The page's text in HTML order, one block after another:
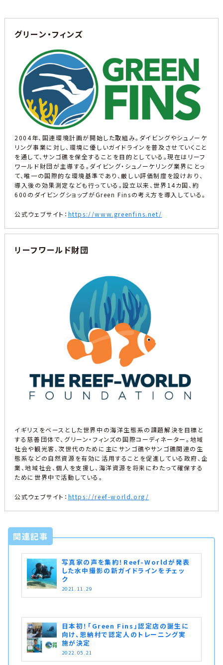
グリーン・フィンズ
2004年、国連環境計画が開始した取組み。ダイビングやシュノーケ
リング事業に対し、環境に優しいガイドラインを普及させていくこと
を通して、サンゴ礁を保全することを目的としている。現在はリーフ
ワールド財団が主導する。ダイビング・シュノーケリング業界にとっ
て、唯一の国際的な環境基準であり、厳しい評価制度を設けおり、
導入後の効果測定なども行っている。設立以来、世界14カ国、約
600のダイビングショップがGreen Finsの考え方を導入している。
公式ウェブサイト： https://www.greenfins.net/
リーフワールド財団
イギリスをベースとした世界中の海洋生態系の課題解決を目標と
する慈善団体で、グリーン・フィンズの国際コーディネーター。地域
社会や観光客、次世代のために主にサンゴ礁やサンゴ礁関連の生
態系などの自然資源を有効に活用することを促進している政府、企
業、地域社会、個人を支援し、海洋資源を将来にわたって確保する
ために世界中で活動している。
公式ウェブサイト： https://reef-world.org/
関連記事
写真家の声を集約！Reef-Worldが発表
した水中撮影の新ガイドラインをチェッ
ク
2021.11.29
日本初！「Green Fins」認定店の誕生に
向け、恩納村で認定人のトレーニング実
施が決定
2022.05.21